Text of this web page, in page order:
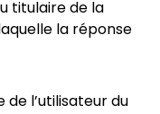
titulaire de la
la réponse
l’utilisateur du